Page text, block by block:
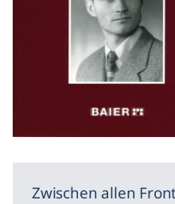
Zwischen allen